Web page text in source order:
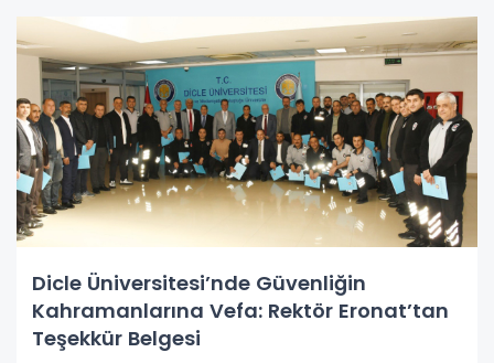
Dicle Üniversitesi’nde Güvenliğin
Kahramanlarına Vefa: Rektör Eronat’tan
Teşekkür Belgesi